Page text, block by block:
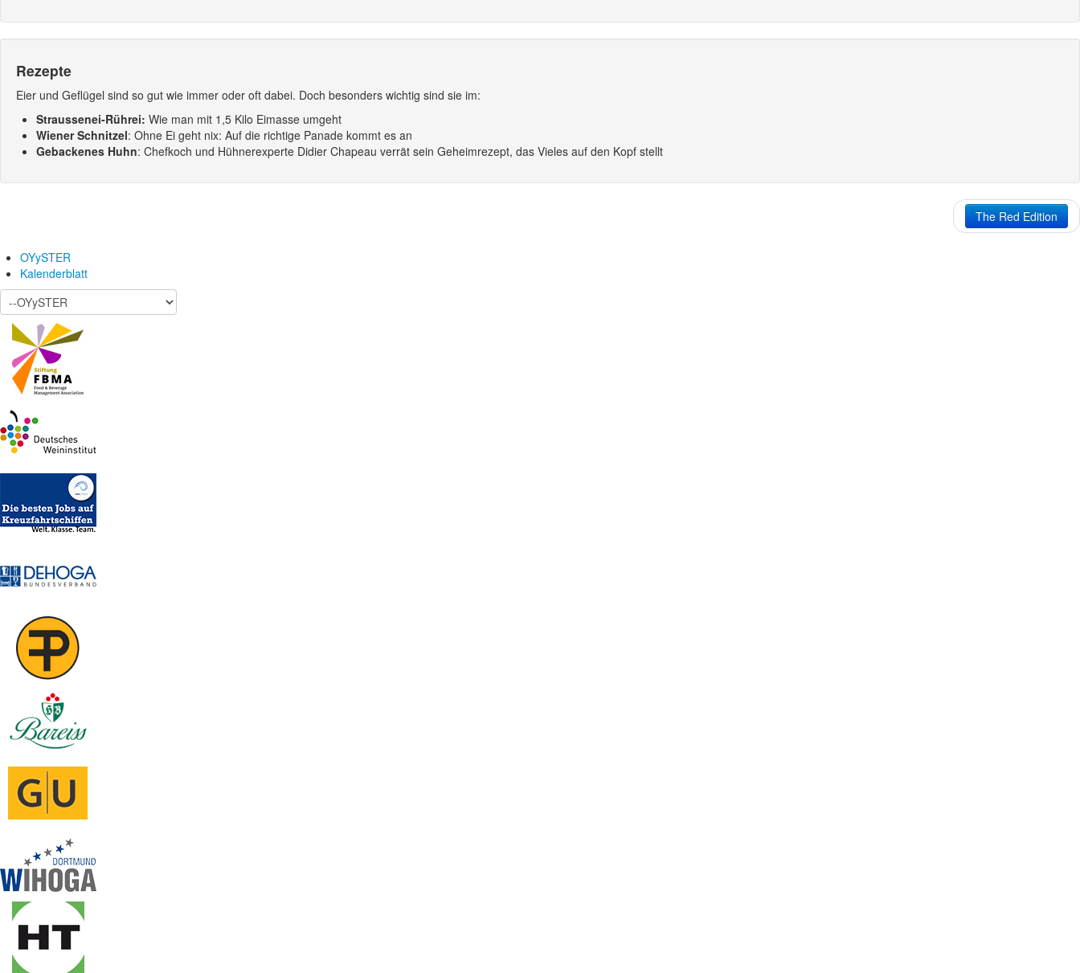
Rezepte
Eier und Geflügel sind so gut wie immer oder oft dabei. Doch besonders wichtig sind sie im:
Straussenei-Rührei: Wie man mit 1,5 Kilo Eimasse umgeht
Wiener Schnitzel: Ohne Ei geht nix: Auf die richtige Panade kommt es an
Gebackenes Huhn: Chefkoch und Hühnerexperte Didier Chapeau verrät sein Geheimrezept, das Vieles auf den Kopf stellt
The Red Edition
OYySTER
Kalenderblatt